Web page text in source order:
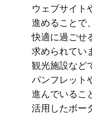
ウェブサイト
進める​ことで
快適に​過ごせ
求められてい
観光施設など
パンフレット
進んでいる​こ
活用した​ボー